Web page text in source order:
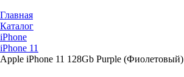
Главная
Каталог
iPhone
iPhone 11
Apple iPhone 11 128Gb Purple (Фиолетовый)